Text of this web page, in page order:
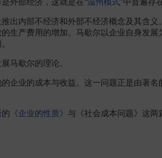
外部经济，这就是在“温州模式”中普遍存
出内部不经济和外部不经济概念及其含义
生产费用的增加。马歇尔以企业自身发展
马歇尔的理论。
业的成本与收益。这一问题正是由著名
的 《企业的性质》 与《社会成本问题》这两